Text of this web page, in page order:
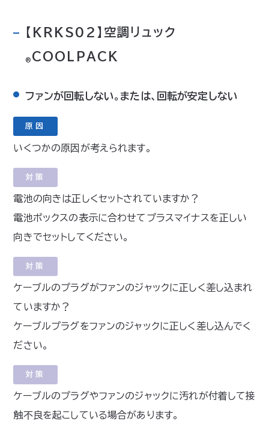
【KRKS02】空調リュック
® COOLPACK
ファンが回転しない。または、回転が安定しない
原因
いくつかの原因が考えられます。
対策
電池の向きは正しくセットされていますか？
電池ボックスの表示に合わせてプラスマイナスを正しい
向きでセットしてください。
対策
ケーブルのプラグがファンのジャックに正しく差し込まれ
ていますか？
ケーブルプラグをファンのジャックに正しく差し込んでく
ださい。
対策
ケーブルのプラグやファンのジャックに汚れが付着して接
触不良を起こしている場合があります。